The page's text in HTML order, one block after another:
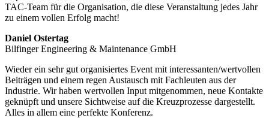
TAC-Team für die Organisation, die diese Veranstaltung jedes Jahr
zu einem vollen Erfolg macht!
Daniel Ostertag
Bilfinger Engineering & Maintenance GmbH
Wieder ein sehr gut organisiertes Event mit interessanten/wertvollen
Beiträgen und einem regen Austausch mit Fachleuten aus der
Industrie. Wir haben wertvollen Input mitgenommen, neue Kontakte
geknüpft und unsere Sichtweise auf die Kreuzprozesse dargestellt.
Alles in allem eine perfekte Konferenz.